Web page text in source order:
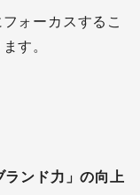
ォーカスするこ
す。
ンド力」の向上